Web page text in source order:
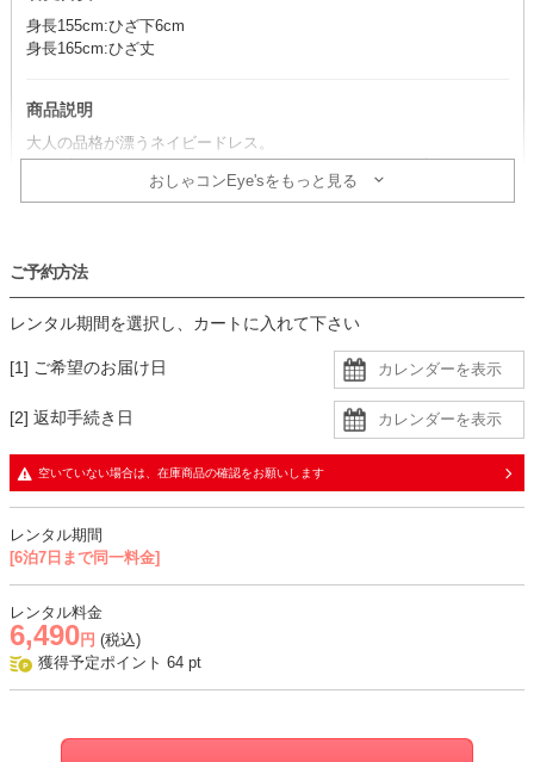
身長155cm:ひざ下6cm
身長165cm:ひざ丈
商品説明
大人の品格が漂うネイビードレス。
シンプルなIラインシルエットにひと際目を引くレースが素敵オーラ
おしゃコンEye'sをもっと見る
シャンパンカラーやシルバー系など、明るい小物合わせがおすすめ！
きちんと見せたいシーンにはジャケットを合わせることで、品良く落
透け感があるので、肩紐のないインナーを着用すると安心です。
・ややざらっとした手触りの程良い厚みのある生地に同色裏地の二枚
重ね
・デコルテと背中、裾部分はレース生地で、透け感あり
結婚式、二次会、謝恩会、成人式、同窓会、パーティー、お食事会な
ど
ご予約方法
レンタル期間を選択し、カートに入れて下さい
[1] ご希望のお届け日
[2] 返却手続き日
空いていない場合は、在庫商品の確認をお願いします
レンタル期間
[6泊7日まで同一料金]
レンタル料金
6,490 円 (税込)
獲得予定ポイント 64 pt